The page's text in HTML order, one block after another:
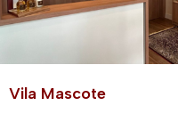
Vila Mascote